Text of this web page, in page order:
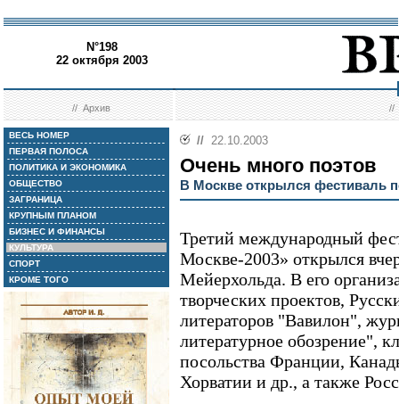
N°198
22 октября 2003
//Архив //
ВЕСЬ НОМЕР
ПЕРВАЯ ПОЛОСА
ПОЛИТИКА И ЭКОНОМИКА
ОБЩЕСТВО
ЗАГРАНИЦА
КРУПНЫМ ПЛАНОМ
БИЗНЕС И ФИНАНСЫ
КУЛЬТУРА
СПОРТ
КРОМЕ ТОГО
// 22.10.2003
Очень много поэтов
В Москве открылся фестиваль
Третий международный
Москве-2003» открылся
Мейерхольда. В его
творческих проектов,
литераторов "Вавилон",
литературное обозрение",
посольства Франции,
Хорватии и др., а также